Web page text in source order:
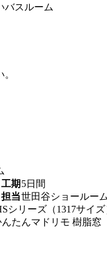
工期 5日間
担当世田谷ショールー
シリーズ（1317サイ
たんマドリモ 樹脂窓